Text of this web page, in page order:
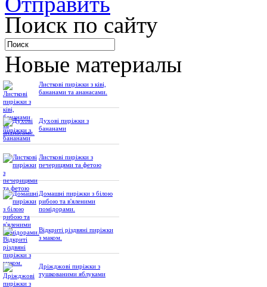
Поиск по сайту
Новые материалы
Листкові пиріжки з ківі,
бананами та ананасами.
Духові пиріжки з
бананами
Листкові пиріжки з
печерицями та фетою
Домашні пиріжки з білою
рибою та в'яленими
помідорами.
Відкриті різдвяні пиріжки
з маком.
Дріжджові пиріжки з
тушкованими яблуками